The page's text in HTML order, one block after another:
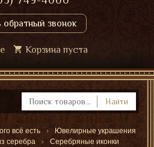
обратный звонок
Корзина пуста
Найти
всё есть
Ювелирные украшения
серебра
Серебряные иконки